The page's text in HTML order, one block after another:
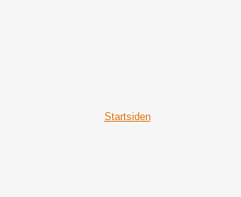
Startsiden